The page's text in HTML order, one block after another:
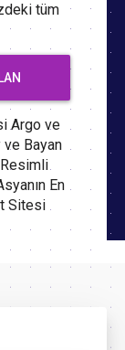
tüm
Argo ve
Bayan
En
Sitesi